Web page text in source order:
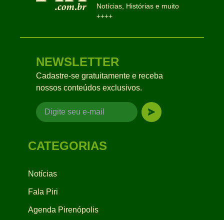
Notícias, Histórias e muito
++++
NEWSLETTER
Cadastre-se gratuitamente e receba
nossos conteúdos exclusivos.
CATEGORIAS
Notícias
Fala Piri
Agenda Pirenópolis